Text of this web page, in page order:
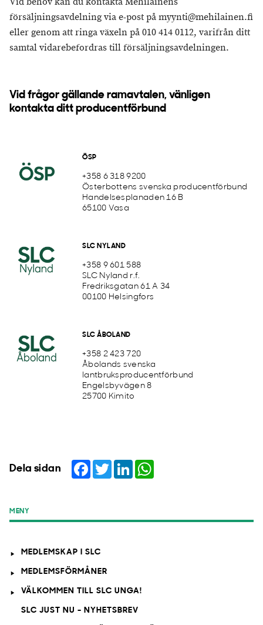
försäljningsavdelning via e-post på myynti@mehilainen.fi
eller genom att ringa växeln på 010 414 0112, varifrån ditt
samtal vidarebefordras till försäljningsavdelningen.
Vid frågor gällande ramavtalen, vänligen
kontakta ditt producentförbund
ÖSP
+358 6 318 9200
Österbottens svenska producentförbund
Handelsesplanaden 16 B
65100 Vasa
SLC NYLAND
+358 9 601 588
SLC Nyland r.f.
Fredriksgatan 61 A 34
00100 Helsingfors
SLC ÅBOLAND
+358 2 423 720
Åbolands svenska
lantbruksproducentförbund
Engelsbyvägen 8
25700 Kimito
Dela sidan Facebook
TwitterLinkedIn
MENY
MEDLEMSKAP I SLC
MEDLEMSFÖRMÅNER
VÄLKOMMEN TILL SLC UNGA!
SLC JUST NU - NYHETSBREV